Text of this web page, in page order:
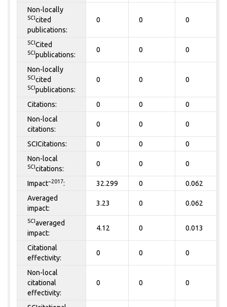
Non-locally
SCIcited
publications:
0 0 0
SCICited
SCIpublications:
0 0 0
Non-locally
SCIcited
SCIpublications:
0 0 0
Citations: 0 0 0
Non-local
citations:
0 0 0
SCICitations: 0 0 0
Non-local
SCIcitations:
0 0 0
Impact~2017: 32.299 0 0.062
Averaged
impact:
3.23 0 0.062
SCIaveraged
impact:
4.12 0 0.013
Citational
effectivity:
0 0 0
Non-local
citational
effectivity:
0 0 0